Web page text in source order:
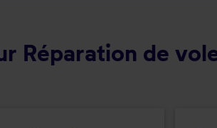
Réparation de